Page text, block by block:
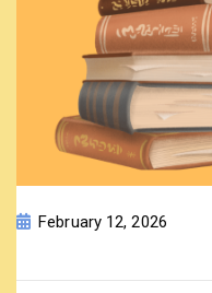
February 12, 2026